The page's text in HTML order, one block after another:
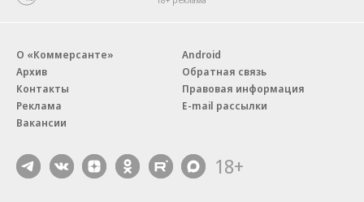
О «Коммерсанте»
Архив
Контакты
Реклама
Вакансии
Android
Обратная связь
Правовая информация
E-mail рассылки
18+